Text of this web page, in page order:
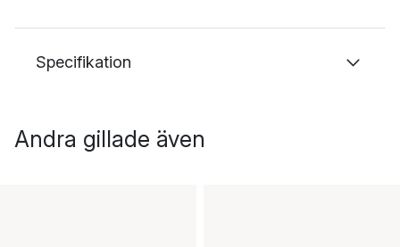
Specifikation
Andra gillade även